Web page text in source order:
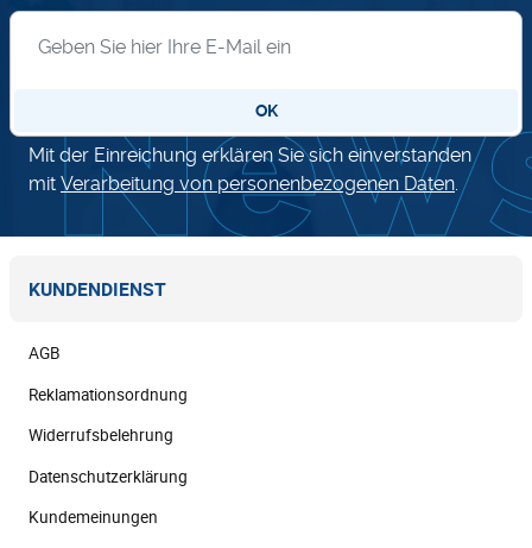
OK
Mit der Einreichung erklären Sie sich einverstanden
mit Verarbeitung von personenbezogenen Daten.
KUNDENDIENST
AGB
Reklamationsordnung
Widerrufsbelehrung
Datenschutzerklärung
Kundemeinungen